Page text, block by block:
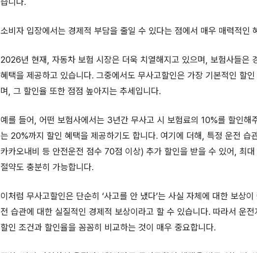
소비자 입장에서는 경제적 부담을 줄일 수 있다는 점에서 매우 매력적인
2026년 현재, 자동차 보험 시장은 더욱 치열해지고 있으며, 보험사들은
혜택을 제공하고 있습니다. 그중에서도 무사고할인은 가장 기본적인 할
며, 그 할인율 또한 점점 높아지는 추세입니다.
예를 들어, 어떤 보험사에서는 3년간 무사고 시 보험료의 10%를 할인해
는 20%까지 할인 혜택을 제공하기도 합니다. 여기에 더해, 특정 운전 습
카카오내비 등 안전운전 점수 70점 이상) 추가 할인을 받을 수 있어, 최
절약도 충분히 가능합니다.
이처럼 무사고할인은 단순히 ‘사고를 안 냈다’는 사실 자체에 대한 보상
전 습관에 대한 실질적인 경제적 보상이라고 할 수 있습니다. 따라서 운
할인 조건과 할인율을 꼼꼼히 비교하는 것이 매우 중요합니다.